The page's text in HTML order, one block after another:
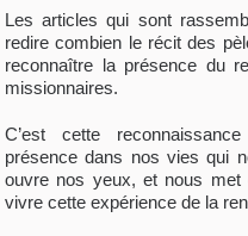
Les articles qui sont
redire combien le récit des
reconnaître la présence du
missionnaires.
C’est cette
présence dans nos vies qui
ouvre nos yeux, et nous
vivre cette expérience de la